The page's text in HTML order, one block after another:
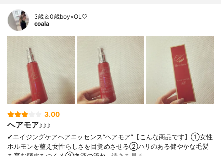
3歳＆0歳boy×OL🤍
coala
3.00
ヘアモア♪♪♪
✔︎エイジングケアヘアエッセンス“ヘアモア”【こんな商品です】①女性
ホルモンを整え女性らしさを目覚めさせる②ハリのある健やかな毛髪